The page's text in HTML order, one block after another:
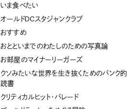
いま食べたい
オールドDCスタジャンクラブ
おすすめ
おとといまでのわたしのための写真論
お部屋のマイナーリーガーズ
クソみたいな世界を生き抜くためのパンク的
読書
クリティカルヒット・パレード